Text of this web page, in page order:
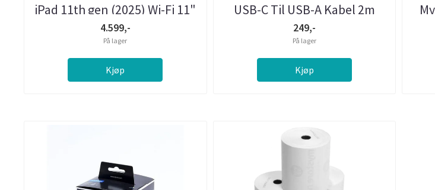
iPad 11th gen (2025) Wi-Fi 11"
128GB Sølv
4.599,-
På lager
Kjøp
USB-C Til USB-A Kabel 2m
249,-
På lager
Kjøp